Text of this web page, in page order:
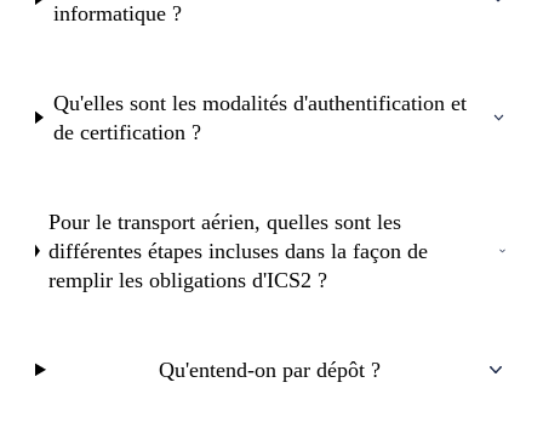
informatique ?
Qu'elles sont les modalités d'authentification et
de certification ?
Pour le transport aérien, quelles sont les
différentes étapes incluses dans la façon de
remplir les obligations d'ICS2 ?
Qu'entend-on par dépôt ?